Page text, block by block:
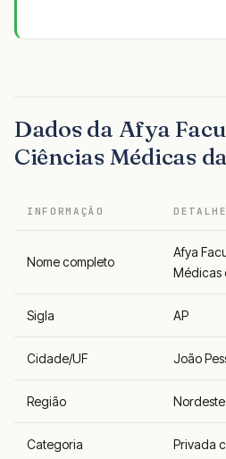
Dados da Afya
Ciências Médicas
INFORMAÇÃO DETALHE
Nome completo
Afya
Médicas
Sigla AP
Cidade/UF João
Região Nordeste
Categoria Privada